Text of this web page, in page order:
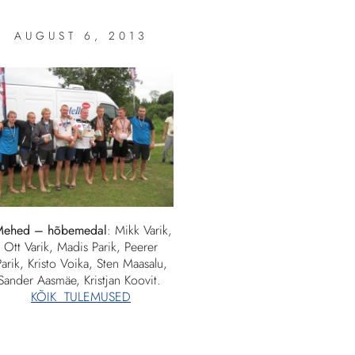
AUGUST 6, 2013
– hõbemedal: Mikk Varik,
Ott Varik, Madis Parik, Peerer
Kristo Voika, Sten Maasalu,
Aasmäe, Kristjan Koovit.
KÕIK TULEMUSED